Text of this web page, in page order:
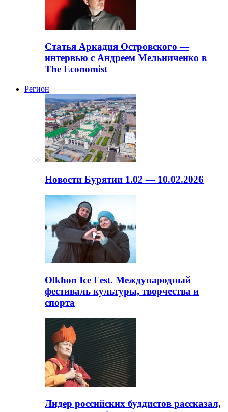
Статья Аркадия Островского —
интервью с Андреем Мельниченко в
The Economist
Регион
Новости Бурятии 1.02 — 10.02.2026
Olkhon Ice Fest. Международный
фестиваль культуры, творчества и
спорта
Лидер российских буддистов рассказал,